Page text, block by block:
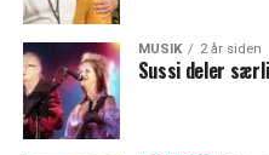
MUSIK 2 år siden
Sussi deler